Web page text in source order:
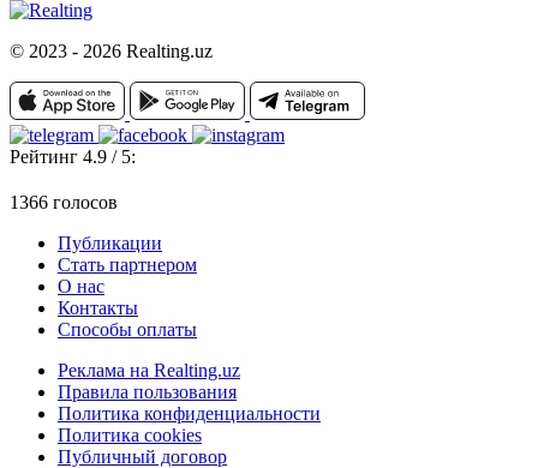
© 2023 - 2026 Realting.uz
Рейтинг 4.9 / 5:
1366 голосов
Публикации
Стать партнером
О нас
Контакты
Способы оплаты
Реклама на Realting.uz
Правила пользования
Политика конфиденциальности
Политика cookies
Публичный договор